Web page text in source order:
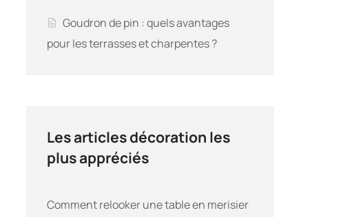
Goudron de pin : quels avantages
pour les terrasses et charpentes ?
Les articles décoration les
plus appréciés
Comment relooker une table en merisier